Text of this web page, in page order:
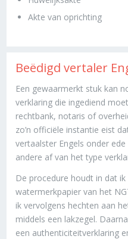
Akte van oprichting
Beëdigd vertaler
Een gewaarmerkt stuk kan
verklaring die ingediend
rechtbank, notaris of
zo’n officiële instantie eist
vertaalster Engels onder
andere af van het type
De procedure houdt in dat
watermerkpapier van het
ik vervolgens hechten aan
middels een lakzegel.
een authenticiteitverklaring